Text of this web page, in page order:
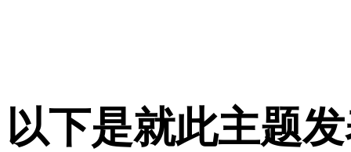
以下是就此主题